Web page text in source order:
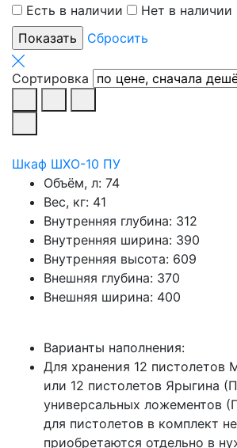
Есть в наличии
Нет в наличии
Сбросить
Сортировка
Шкаф ШХО-10 ПУ
Объём, л: 74
Вес, кг: 41
Внутренняя глубина: 312
Внутренняя ширина: 390
Внутренняя высота: 609
Внешняя глубина: 370
Внешняя ширина: 400
Варианты наполнения:
Для хранения 12 пистолетов
или 12 пистолетов Ярыгина
универсальных ложементов
для пистолетов в комплект
приобретаются отдельно в